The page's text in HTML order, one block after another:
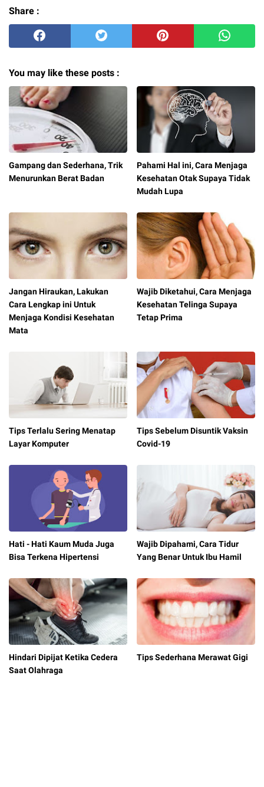
Share :
You may like these posts :
Gampang dan Sederhana, Trik
Menurunkan Berat Badan
Pahami Hal ini, Cara Menjaga
Kesehatan Otak Supaya Tidak
Mudah Lupa
Jangan Hiraukan, Lakukan
Cara Lengkap ini Untuk
Menjaga Kondisi Kesehatan
Mata
Wajib Diketahui, Cara Menjaga
Kesehatan Telinga Supaya
Tetap Prima
Tips Terlalu Sering Menatap
Layar Komputer
Tips Sebelum Disuntik Vaksin
Covid-19
Hati - Hati Kaum Muda Juga
Bisa Terkena Hipertensi
Wajib Dipahami, Cara Tidur
Yang Benar Untuk Ibu Hamil
Hindari Dipijat Ketika Cedera
Saat Olahraga
Tips Sederhana Merawat Gigi